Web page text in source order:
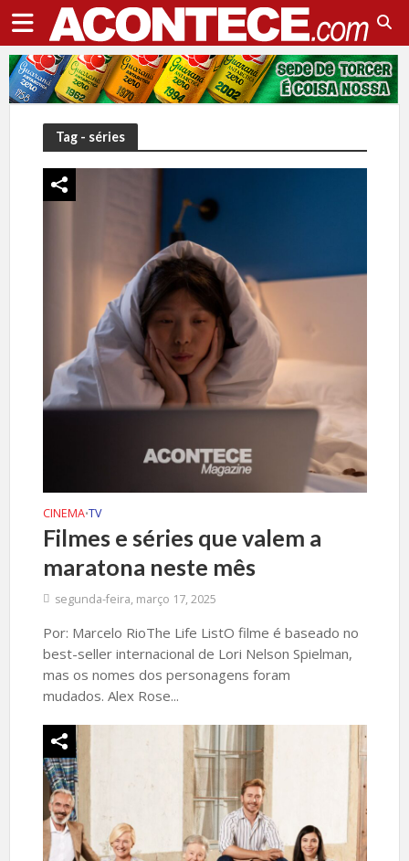
Tag - séries
CINEMA•TV
Filmes e séries que valem a
maratona neste mês
segunda-feira, março 17, 2025
Por: Marcelo RioThe Life ListO filme é baseado no
best-seller internacional de Lori Nelson Spielman,
mas os nomes dos personagens foram
mudados. Alex Rose...